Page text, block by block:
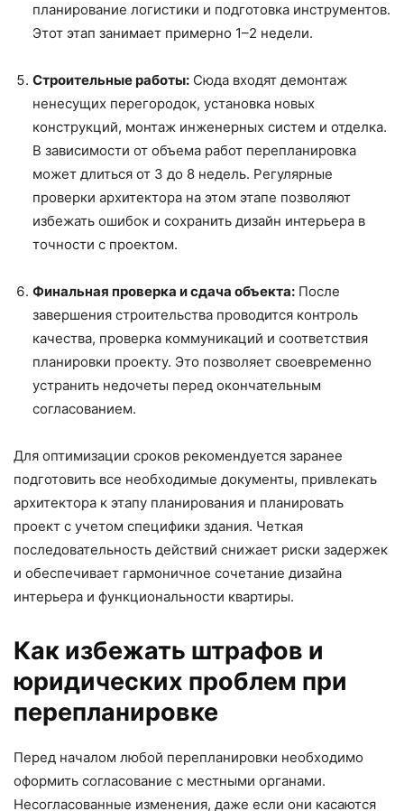
планирование логистики и подготовка инструментов.
Этот этап занимает примерно 1–2 недели.
Строительные работы: Сюда входят демонтаж
ненесущих перегородок, установка новых
конструкций, монтаж инженерных систем и отделка.
В зависимости от объема работ перепланировка
может длиться от 3 до 8 недель. Регулярные
проверки архитектора на этом этапе позволяют
избежать ошибок и сохранить дизайн интерьера в
точности с проектом.
Финальная проверка и сдача объекта: После
завершения строительства проводится контроль
качества, проверка коммуникаций и соответствия
планировки проекту. Это позволяет своевременно
устранить недочеты перед окончательным
согласованием.
Для оптимизации сроков рекомендуется заранее
подготовить все необходимые документы, привлекать
архитектора к этапу планирования и планировать
проект с учетом специфики здания. Четкая
последовательность действий снижает риски задержек
и обеспечивает гармоничное сочетание дизайна
интерьера и функциональности квартиры.
Как избежать штрафов и
юридических проблем при
перепланировке
Перед началом любой перепланировки необходимо
оформить согласование с местными органами.
Несогласованные изменения, даже если они касаются